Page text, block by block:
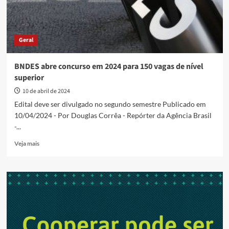
Geral
BNDES abre concurso em 2024 para 150 vagas de nível
superior
10 de abril de 2024
Edital deve ser divulgado no segundo semestre Publicado em
10/04/2024 - Por Douglas Corrêa - Repórter da Agência Brasil
-...
Veja maisRead
BNDES
abre
para